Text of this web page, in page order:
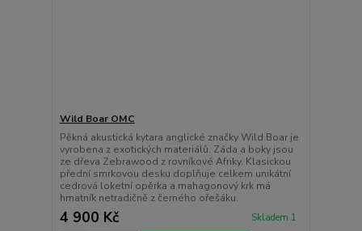
Wild Boar OMC
Pěkná akustická kytara anglické značky Wild Boar je
vyrobena z exotických materiálů. Záda a boky jsou
ze dřeva Zebrawood z rovníkové Afriky. Klasickou
přední smrkovou desku doplňuje celkem unikátní
cedrová loketní opěrka a mahagonový krk má
hmatník netradičně z černého ořešáku.
4 900 Kč Skladem 1